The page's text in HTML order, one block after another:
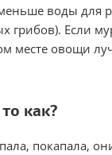
воды для
грибов). Если
месте овощи
как?
покапала,